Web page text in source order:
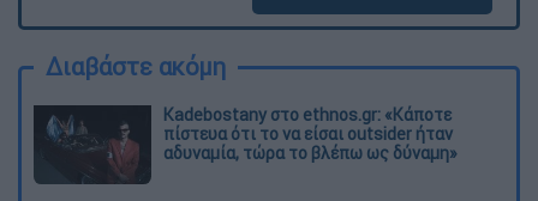
Διαβάστε ακόμη
Kadebostany στο ethnos.gr: «Κάποτε
πίστευα ότι το να είσαι outsider ήταν
αδυναμία, τώρα το βλέπω ως δύναμη»